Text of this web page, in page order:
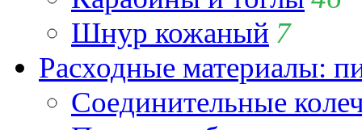
Шнур кожаный 7
Расходные материалы:
Соединительные